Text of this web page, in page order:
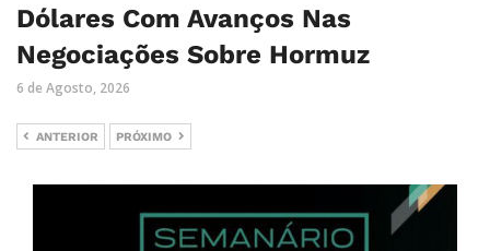
Dólares Com Avanços Nas
Negociações Sobre Hormuz
6 de Agosto, 2026
ANTERIOR PRÓXIMO